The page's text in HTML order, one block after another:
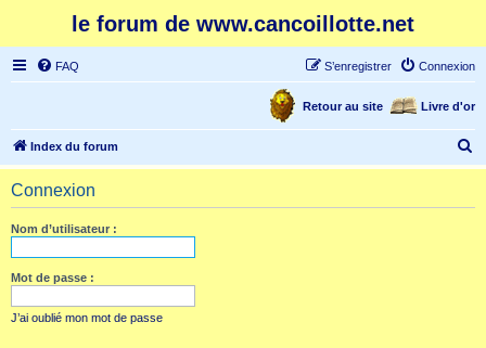
le forum de www.cancoillotte.net
FAQ Connexion
S’enregistrer
Livre d'or
Retour au site
Index du forum
e
Connexion
Nom d’utilisateur :
Mot de passe :
J’ai oublié mon mot de passe